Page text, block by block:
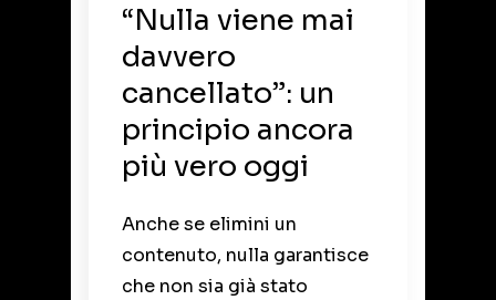
“Nulla viene mai
davvero
cancellato”: un
principio ancora
più vero oggi
Anche se elimini un
contenuto, nulla garantisce
che non sia già stato